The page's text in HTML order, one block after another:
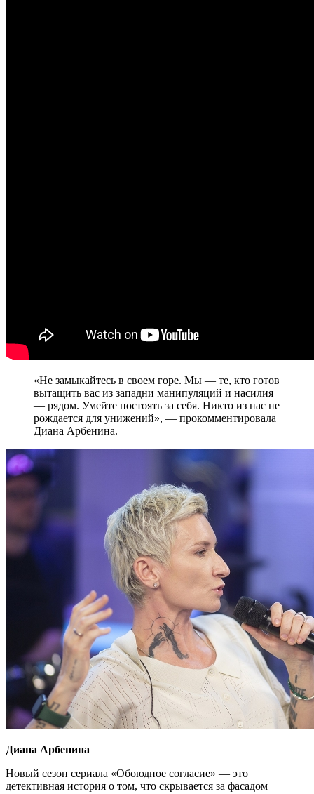
«Не замыкайтесь в своем горе. Мы — те, кто готов
вытащить вас из западни манипуляций и насилия
— рядом. Умейте постоять за себя. Никто из нас не
рождается для унижений», — прокомментировала
Диана Арбенина.
Диана Арбенина
Новый сезон сериала «Обоюдное согласие» — это
детективная история о том, что скрывается за фасадом